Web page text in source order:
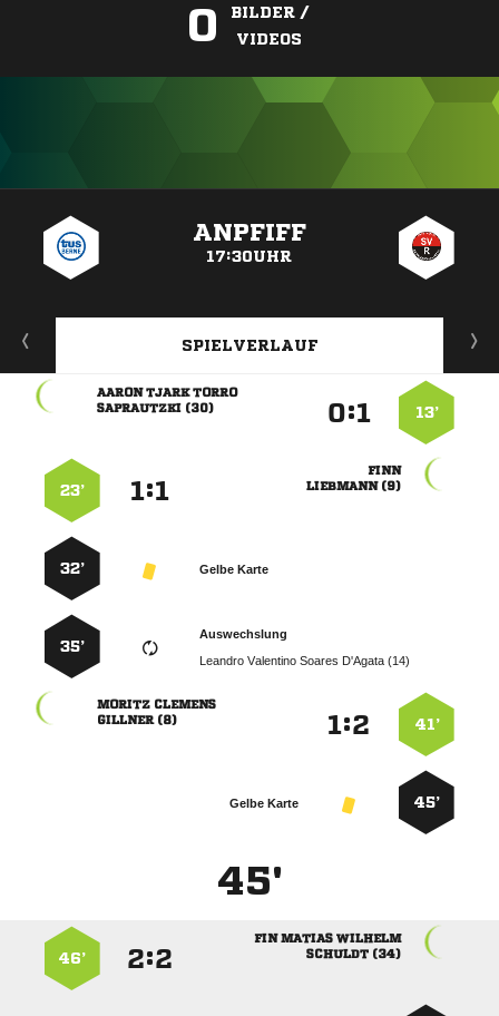
0
BILDER /
VIDEOS
ANPFIFF
17:30UHR
SPIELVERLAUF
13’
:
  
 

 
:
23’
Gelbe Karte
32’
Auswechslung
    
35’
41’
:
 
 
45’
Gelbe Karte
45'
  
 
:
46’